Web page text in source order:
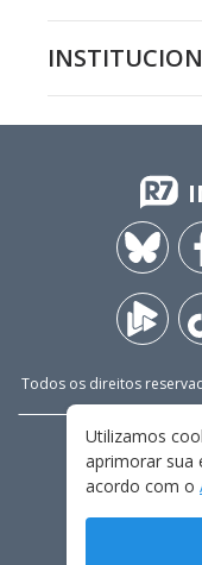
Todos os direitos
Utilizamos
aprimorar sua
acordo com o